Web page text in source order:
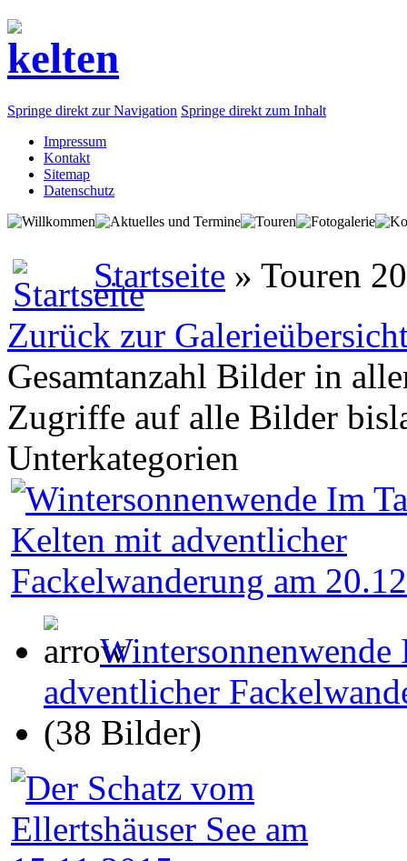
Springe direkt zur Navigation Springe direkt zum Inhalt
Impressum
Kontakt
Sitemap
Datenschutz
Startseite » Touren
Zurück zur
Gesamtanzahl Bilder in
Zugriffe auf alle Bilder
Unterkategorien
adventlicher
(38 Bilder)